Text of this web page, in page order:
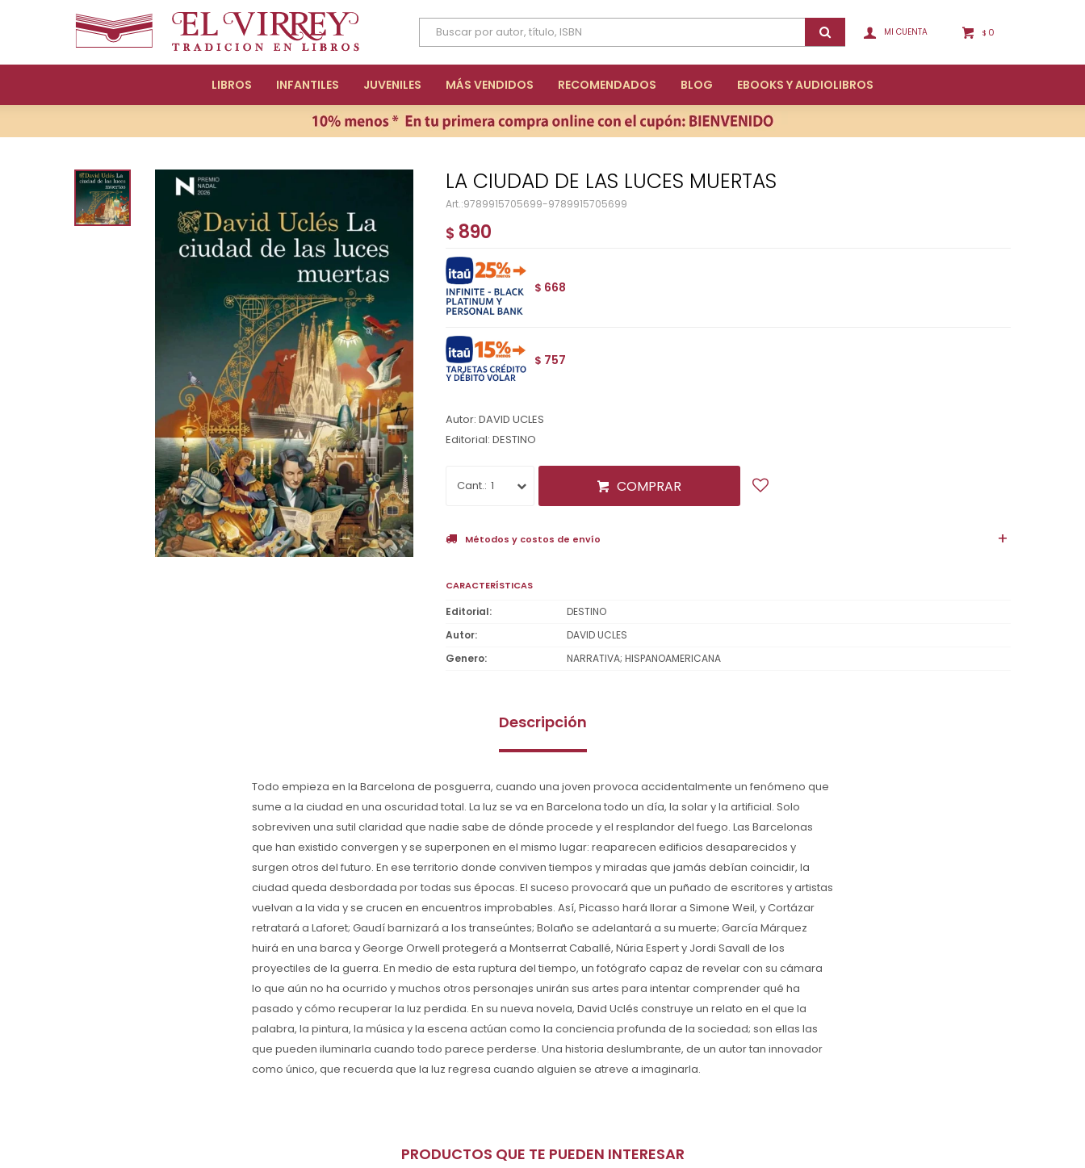
LIBROS INFANTILES JUVENILES MÁS VENDIDOS RECOMENDADOS BLOG EBOOKS Y AUDIOLIBROS
$ 0
LA CIUDAD DE LAS LUCES MUERTAS
9789915705699-9789915705699
$ 890
$ 668
$ 757
Autor: DAVID UCLES
Editorial: DESTINO
1 COMPRAR
Métodos y costos de envío
CARACTERÍSTICAS
Editorial
DESTINO
Autor
DAVID UCLES
Genero
NARRATIVA; HISPANOAMERICANA
Descripción
Todo empieza en la Barcelona de posguerra, cuando una joven provoca accidentalmente un fenómeno que
sume a la ciudad en una oscuridad total. La luz se va en Barcelona todo un día, la solar y la artificial. Solo
sobreviven una sutil claridad que nadie sabe de dónde procede y el resplandor del fuego. Las Barcelonas
que han existido convergen y se superponen en el mismo lugar: reaparecen edificios desaparecidos y
surgen otros del futuro. En ese territorio donde conviven tiempos y miradas que jamás debían coincidir, la
ciudad queda desbordada por todas sus épocas. El suceso provocará que un puñado de escritores y artistas
vuelvan a la vida y se crucen en encuentros improbables. Así, Picasso hará llorar a Simone Weil, y Cortázar
retratará a Laforet; Gaudí barnizará a los transeúntes; Bolaño se adelantará a su muerte; García Márquez
huirá en una barca y George Orwell protegerá a Montserrat Caballé, Núria Espert y Jordi Savall de los
proyectiles de la guerra. En medio de esta ruptura del tiempo, un fotógrafo capaz de revelar con su cámara
lo que aún no ha ocurrido y muchos otros personajes unirán sus artes para intentar comprender qué ha
pasado y cómo recuperar la luz perdida. En su nueva novela, David Uclés construye un relato en el que la
palabra, la pintura, la música y la escena actúan como la conciencia profunda de la sociedad; son ellas las
que pueden iluminarla cuando todo parece perderse. Una historia deslumbrante, de un autor tan innovador
como único, que recuerda que la luz regresa cuando alguien se atreve a imaginarla.
PRODUCTOS QUE TE PUEDEN INTERESAR